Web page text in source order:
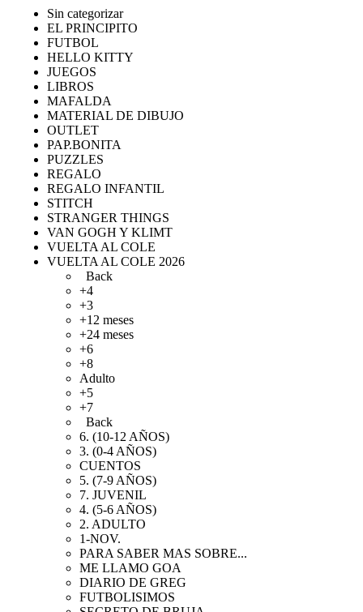
Sin categorizar
EL PRINCIPITO
FUTBOL
HELLO KITTY
JUEGOS
LIBROS
MAFALDA
MATERIAL DE DIBUJO
OUTLET
PAP.BONITA
PUZZLES
REGALO
REGALO INFANTIL
STITCH
STRANGER THINGS
VAN GOGH Y KLIMT
VUELTA AL COLE
VUELTA AL COLE 2026
Back
+4
+3
+12 meses
+24 meses
+6
+8
Adulto
+5
+7
Back
6. (10-12 AÑOS)
3. (0-4 AÑOS)
CUENTOS
5. (7-9 AÑOS)
7. JUVENIL
4. (5-6 AÑOS)
2. ADULTO
1-NOV.
PARA SABER MAS SOBRE...
ME LLAMO GOA
DIARIO DE GREG
FUTBOLISIMOS